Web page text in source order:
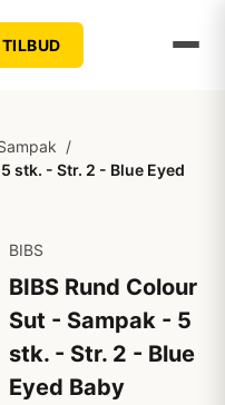
TILBUD
/
stk. - Str. 2 - Blue Eyed
BIBS
BIBS Rund Colour
Sut - Sampak - 5
stk. - Str. 2 - Blue
Eyed Baby